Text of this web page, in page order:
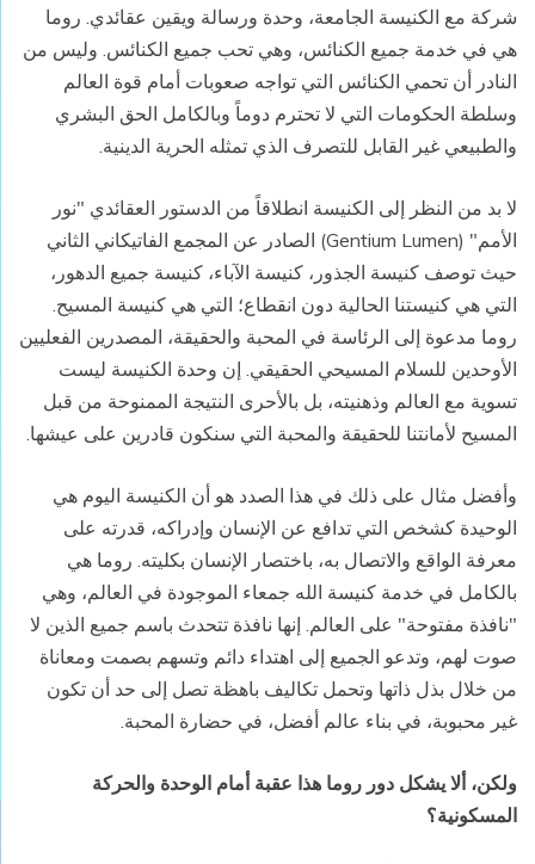
شركة مع الكنيسة الجامعة، وحدة ورسالة ويقين عقائدي. روما
هي في خدمة جميع الكنائس، وهي تحب جميع الكنائس. وليس من
النادر أن تحمي الكنائس التي تواجه صعوبات أمام قوة العالم
وسلطة الحكومات التي لا تحترم دوماً وبالكامل الحق البشري
والطبيعي غير القابل للتصرف الذي تمثله الحرية الدينية.
لا بد من النظر إلى الكنيسة انطلاقاً من الدستور العقائدي "نور
الأمم" (Lumen
Gentium) الصادر عن المجمع الفاتيكاني الثاني
حيث توصف كنيسة الجذور، كنيسة الآباء، كنيسة جميع الدهور،
التي هي كنيستنا الحالية دون انقطاع؛ التي هي كنيسة المسيح.
روما مدعوة إلى الرئاسة في المحبة والحقيقة، المصدرين الفعليين
الأوحدين للسلام المسيحي الحقيقي. إن وحدة الكنيسة ليست
تسوية مع العالم وذهنيته، بل بالأحرى النتيجة الممنوحة من قبل
المسيح لأمانتنا للحقيقة والمحبة التي سنكون قادرين على عيشها.
وأفضل مثال على ذلك في هذا الصدد هو أن الكنيسة اليوم هي
الوحيدة كشخص التي تدافع عن الإنسان وإدراكه، قدرته على
معرفة الواقع والاتصال به، باختصار الإنسان بكليته. روما هي
بالكامل في خدمة كنيسة الله جمعاء الموجودة في العالم، وهي
"نافذة مفتوحة" على العالم. إنها نافذة تتحدث باسم جميع الذين لا
صوت لهم، وتدعو الجميع إلى اهتداء دائم وتسهم بصمت ومعاناة
من خلال بذل ذاتها وتحمل تكاليف باهظة تصل إلى حد أن تكون
غير محبوبة، في بناء عالم أفضل، في حضارة المحبة.
ولكن، ألا يشكل دور روما هذا عقبة أمام الوحدة والحركة
المسكونية؟